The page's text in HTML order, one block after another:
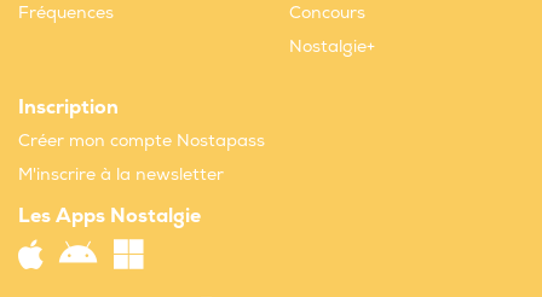
Fréquences
Concours
Nostalgie+
Inscription
Créer mon compte Nostapass
M'inscrire à la newsletter
Les Apps Nostalgie